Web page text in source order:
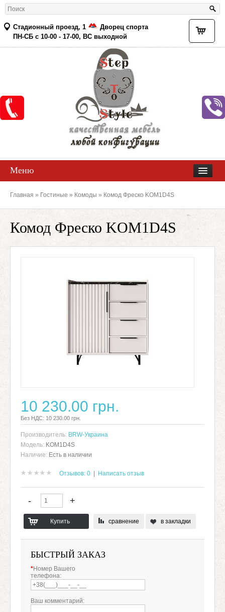
Стадионный проезд, 1
Дворец спорта
ПН-СБ с 10-00 - 17-00, ВС выходной
качественная мебель
любой конфигурации
Меню
Главная » Гостиные » Комоды » Комод Фреско KOM1D4S
Комод Фреско KOM1D4S
10 230.00 грн.
Без НДС: 10 230.00 грн.
Производитель: BRW-Украина
Модель: KOM1D4S
Наличие: Есть в наличии
Отзывов: 0 Написать отзыв
сравнение в закладки
БЫСТРЫЙ ЗАКАЗ
*Номер Вашего
телефона:
Ваш комментарий: